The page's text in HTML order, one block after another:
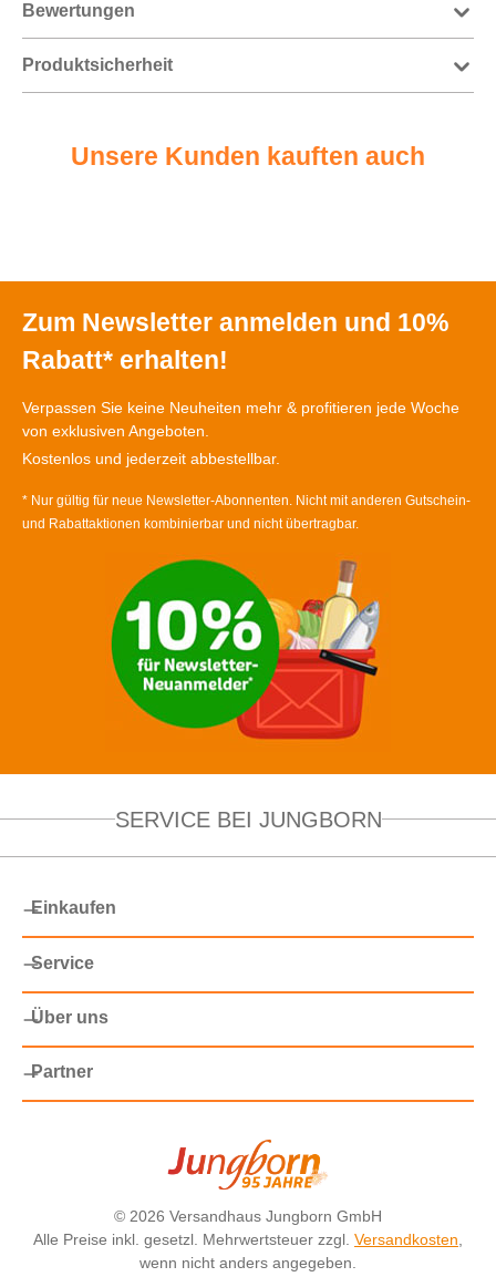
Bewertungen
Produktsicherheit
Unsere Kunden kauften auch
Zum Newsletter anmelden und 10%
Rabatt* erhalten!
Verpassen Sie keine Neuheiten mehr & profitieren jede Woche
von exklusiven Angeboten.
Kostenlos und jederzeit abbestellbar.
* Nur gültig für neue Newsletter-Abonnenten. Nicht mit anderen Gutschein-
und Rabattaktionen kombinierbar und nicht übertragbar.
SERVICE BEI JUNGBORN
Einkaufen
Service
Über uns
Partner
© 2026 Versandhaus Jungborn GmbH
Alle Preise inkl. gesetzl. Mehrwertsteuer zzgl. Versandkosten,
wenn nicht anders angegeben.